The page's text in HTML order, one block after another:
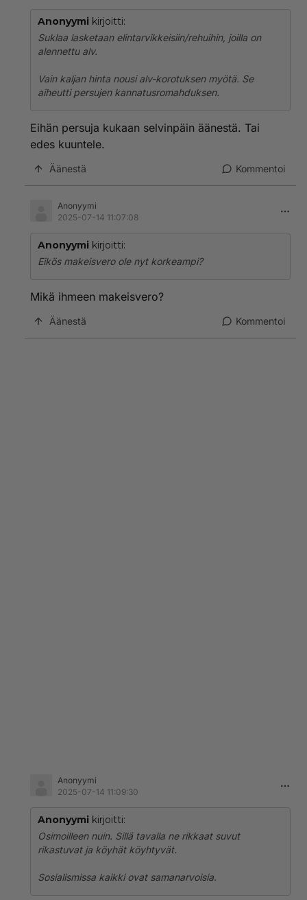
Anonyymi kirjoitti:
Suklaa lasketaan elintarvikkeisiin/rehuihin, joilla on
alennettu alv.
Vain kaljan hinta nousi alv-korotuksen myötä. Se
aiheutti persujen kannatusromahduksen.
Eihän persuja kukaan selvinpäin äänestä. Tai
edes kuuntele.
Äänestä Kommentoi
Anonyymi
2025-07-14 11:07:08
Anonyymi kirjoitti:
Eikös makeisvero ole nyt korkeampi?
Mikä ihmeen makeisvero?
Äänestä Kommentoi
Anonyymi
2025-07-14 11:09:30
Anonyymi kirjoitti:
Osimoilleen nuin. Sillä tavalla ne rikkaat suvut
rikastuvat ja köyhät köyhtyvät.
Sosialismissa kaikki ovat samanarvoisia.